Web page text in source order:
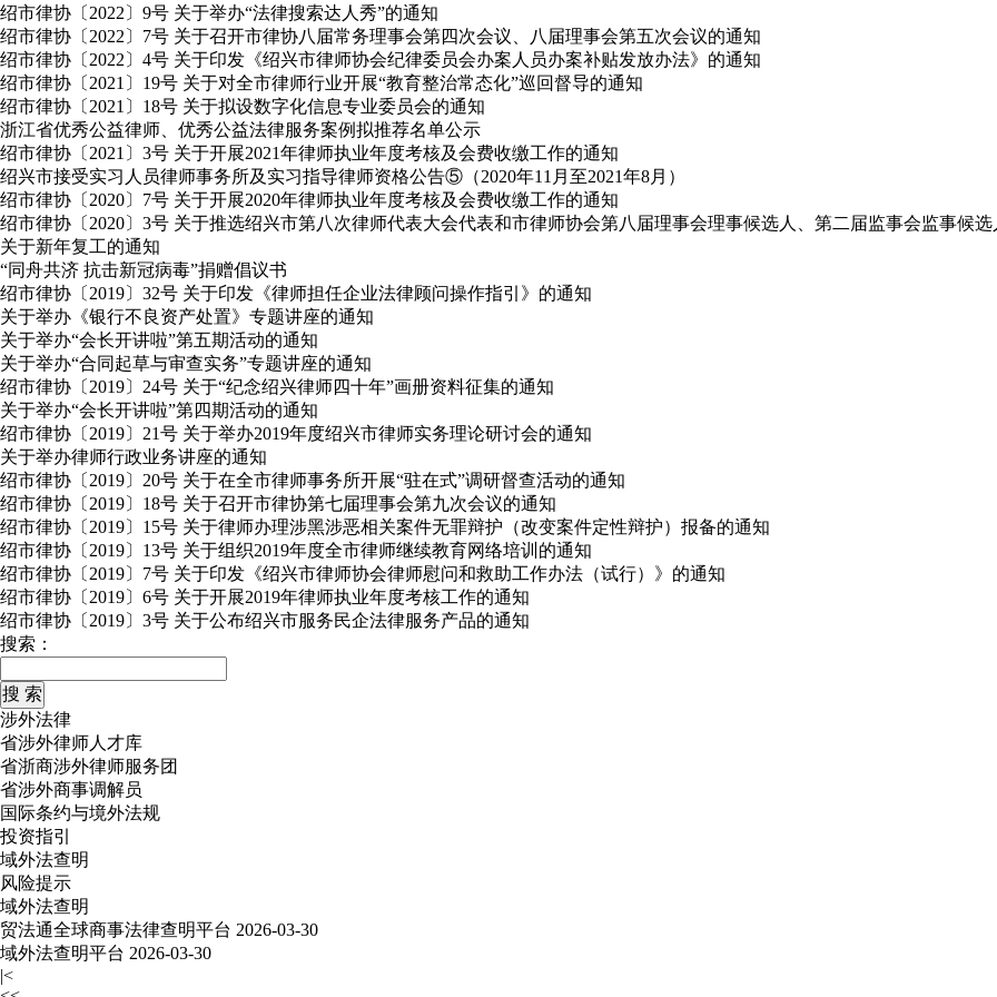
绍市律协〔2022〕9号 关于举办“法律搜索达人秀”的通知
绍市律协〔2022〕7号 关于召开市律协八届常务理事会第四次会议、八届理事会第五次会议的通知
绍市律协〔2022〕4号 关于印发《绍兴市律师协会纪律委员会办案人员办案补贴发放办法》的通知
绍市律协〔2021〕19号 关于对全市律师行业开展“教育整治常态化”巡回督导的通知
绍市律协〔2021〕18号 关于拟设数字化信息专业委员会的通知
浙江省优秀公益律师、优秀公益法律服务案例拟推荐名单公示
绍市律协〔2021〕3号 关于开展2021年律师执业年度考核及会费收缴工作的通知
绍兴市接受实习人员律师事务所及实习指导律师资格公告⑤（2020年11月至2021年8月）
绍市律协〔2020〕7号 关于开展2020年律师执业年度考核及会费收缴工作的通知
绍市律协〔2020〕3号 关于推选绍兴市第八次律师代表大会代表和市律师协会第八届理事会理事候选人、第二届监事会监事候
关于新年复工的通知
“同舟共济 抗击新冠病毒”捐赠倡议书
绍市律协〔2019〕32号 关于印发《律师担任企业法律顾问操作指引》的通知
关于举办《银行不良资产处置》专题讲座的通知
关于举办“会长开讲啦”第五期活动的通知
关于举办“合同起草与审查实务”专题讲座的通知
绍市律协〔2019〕24号 关于“纪念绍兴律师四十年”画册资料征集的通知
关于举办“会长开讲啦”第四期活动的通知
绍市律协〔2019〕21号 关于举办2019年度绍兴市律师实务理论研讨会的通知
关于举办律师行政业务讲座的通知
绍市律协〔2019〕20号 关于在全市律师事务所开展“驻在式”调研督查活动的通知
绍市律协〔2019〕18号 关于召开市律协第七届理事会第九次会议的通知
绍市律协〔2019〕15号 关于律师办理涉黑涉恶相关案件无罪辩护（改变案件定性辩护）报备的通知
绍市律协〔2019〕13号 关于组织2019年度全市律师继续教育网络培训的通知
绍市律协〔2019〕7号 关于印发《绍兴市律师协会律师慰问和救助工作办法（试行）》的通知
绍市律协〔2019〕6号 关于开展2019年律师执业年度考核工作的通知
绍市律协〔2019〕3号 关于公布绍兴市服务民企法律服务产品的通知
搜索：
涉外法律
省涉外律师人才库
省浙商涉外律师服务团
省涉外商事调解员
国际条约与境外法规
投资指引
域外法查明
风险提示
域外法查明
贸法通全球商事法律查明平台 2026-03-30
域外法查明平台 2026-03-30
|<